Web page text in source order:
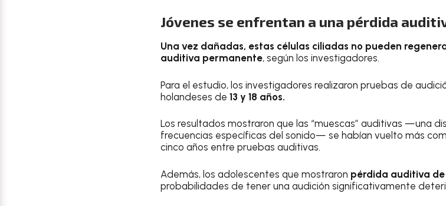
Jóvenes se enfrentan a una pérdida
Una vez dañadas, estas células ciliadas no pueden
auditiva permanente, según los investigadores.
Para el estudio, los investigadores realizaron pruebas de
holandeses de 13 y 18 años.
Los resultados mostraron que las “muescas” auditivas —una
frecuencias específicas del sonido— se habían vuelto más
cinco años entre pruebas auditivas.
Además, los adolescentes que mostraron pérdida auditiva
probabilidades de tener una audición significativamente